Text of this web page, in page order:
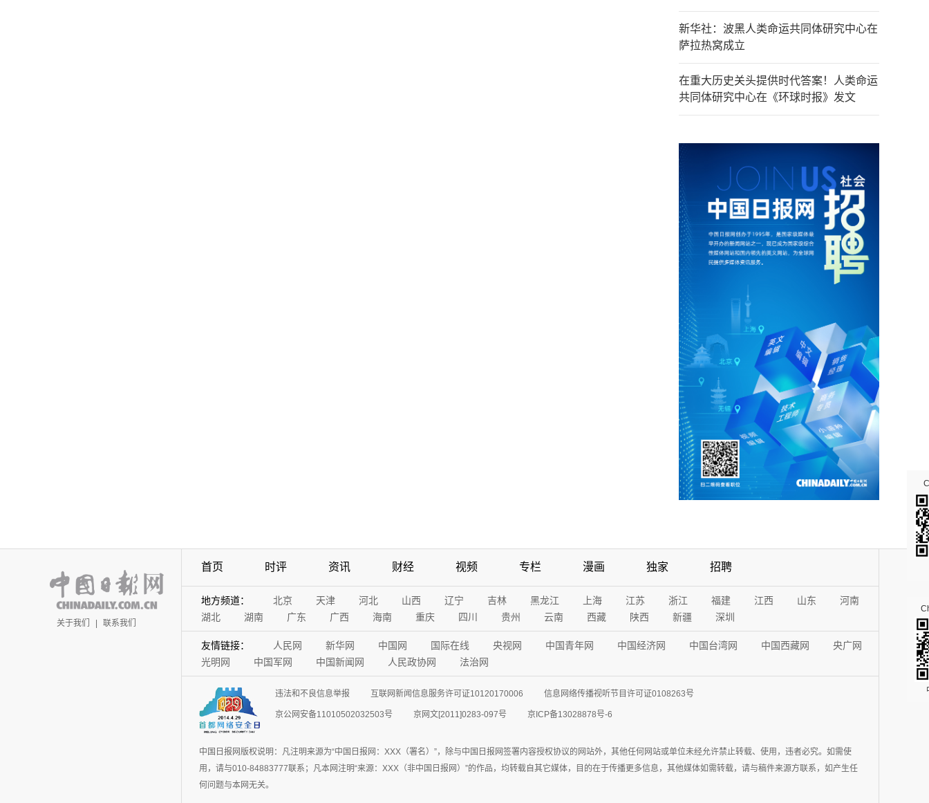
新华社：波黑人类命运共同体研究中心在
萨拉热窝成立
在重大历史关头提供时代答案！人类命运
共同体研究中心在《环球时报》发文
关于我们 | 联系我们
首页 时评 资讯 财经 视频 专栏 漫画 独家 招聘
地方频道： 北京 天津 河北 山西 辽宁 吉林 黑龙江 上海 江苏 浙江 福建 江西 山东
河南
湖北
湖南 广东 广西 海南 重庆 四川 贵州 云南 西藏 陕西 新疆 深圳
友情链接： 人民网 新华网 中国网 国际在线 央视网 中国青年网 中国经济网 中国台湾网 中国西藏网
央广网
光明网
中国军网 中国新闻网 人民政协网 法治网
违法和不良信息举报 互联网新闻信息服务许可证10120170006 信息网络传播视听节目许可证0108263号
京公网安备11010502032503号 京网文[2011]0283-097号 京ICP备13028878号-6
中国日报网版权说明：凡注明来源为“中国日报网：XXX（署名）”，除与中国日报网签署内容授权协议的网站外，其他任何网站或单位未经允许禁止转载、使用，违者必究。如需使
用，请与010-84883777联系；凡本网注明“来源：XXX（非中国日报网）”的作品，均转载自其它媒体，目的在于传播更多信息，其他媒体如需转载，请与稿件来源方联系，如产生任
何问题与本网无关。